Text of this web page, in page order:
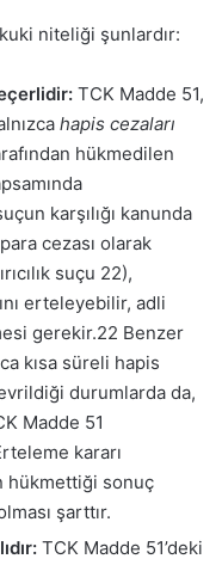
niteliği şunlardır:
TCK Madde 51,
hapis cezaları
hükmedilen
karşılığı kanunda
cezası olarak
suçu 22),
erteleyebilir, adli
gerekir.22 Benzer
kısa süreli hapis
durumlarda da,
Madde 51
kararı
hükmettiği sonuç
şarttır.
TCK Madde 51’deki